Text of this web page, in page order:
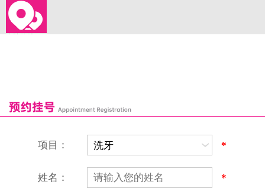
恒乐口腔诊所
富港口腔诊所
项目： *
姓名： *